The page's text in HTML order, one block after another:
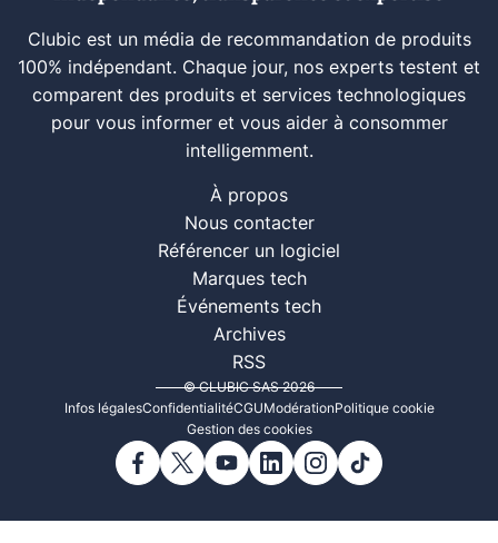
Clubic est un média de recommandation de produits
100% indépendant. Chaque jour, nos experts testent et
comparent des produits et services technologiques
pour vous informer et vous aider à consommer
intelligemment.
À propos
Nous contacter
Référencer un logiciel
Marques tech
Événements tech
Archives
RSS
© CLUBIC SAS 2026
Infos légalesConfidentialitéCGUModérationPolitique cookie
Gestion des cookies